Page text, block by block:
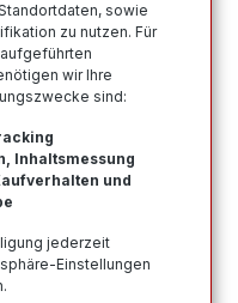
225 45 R18
XL BSW
sowie
zu nutzen. Für
wir Ihre
sind:
Inhaltsmessung
und
jederzeit
Einstellungen